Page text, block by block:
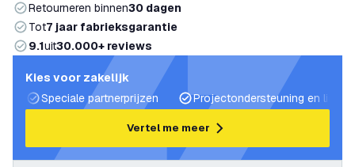
Retourneren binnen30 dagen
Tot7 jaar fabrieksgarantie
9.1uit30.000+ reviews
Kies voor zakelijk
Speciale partnerprijzen
Projectondersteuning en
Vertel me meer